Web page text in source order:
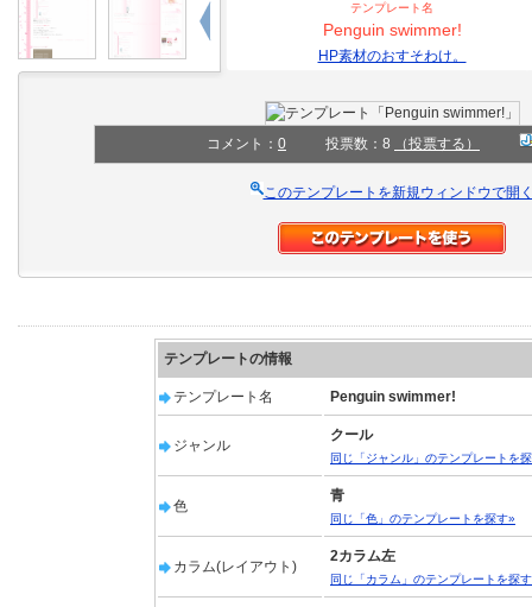
テンプレート名
Penguin swimmer!
HP素材のおすそわけ。
コメント： 0 投票数：8 （投票する）
このテンプレートを新規ウィンドウで開
テンプレートの情報
テンプレート名 Penguin swimmer!
ジャンル
クール
同じ「ジャンル」のテンプレートを
色
青
同じ「色」のテンプレートを探す»
カラム(レイアウト)
2カラム左
同じ「カラム」のテンプレートを探